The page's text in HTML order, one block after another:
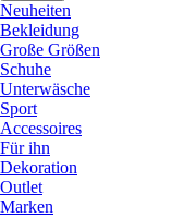
Neuheiten
Bekleidung
Große Größen
Schuhe
Unterwäsche
Sport
Accessoires
Für ihn
Dekoration
Outlet
Marken